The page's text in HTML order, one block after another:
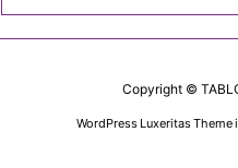
Copyright ©
WordPress Luxeritas Theme